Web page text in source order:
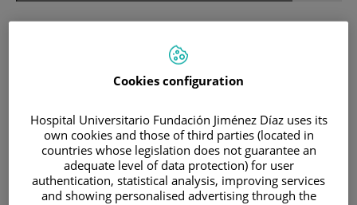
Pacientes y visitantes
Cookies configuration
Hospital Universitario Fundación Jiménez Díaz uses its
own cookies and those of third parties (located in
countries whose legislation does not guarantee an
adequate level of data protection) for user
authentication, statistical analysis, improving services
and showing personalised advertising through the